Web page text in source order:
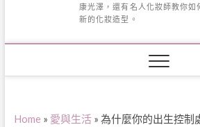
康光澤，還有名人化妝師教你如
新的化妝造型。
Home » 愛與生活» 為什麼你的出生控制